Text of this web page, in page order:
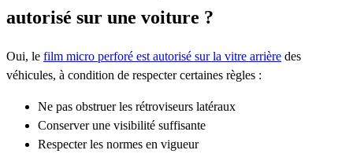
autorisé sur une voiture ?
Oui, le film micro perforé est autorisé sur la vitre arrière des
véhicules, à condition de respecter certaines règles :
Ne pas obstruer les rétroviseurs latéraux
Conserver une visibilité suffisante
Respecter les normes en vigueur